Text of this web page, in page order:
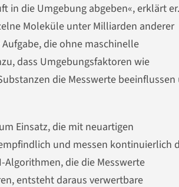
die Umgebung abgeben«, erklärt
Moleküle unter Milliarden anderer
die ohne maschinelle
dass Umgebungsfaktoren wie
die Messwerte beeinflussen
Einsatz, die mit neuartigen
und messen kontinuierlich
die die Messwerte
entsteht daraus verwertbare